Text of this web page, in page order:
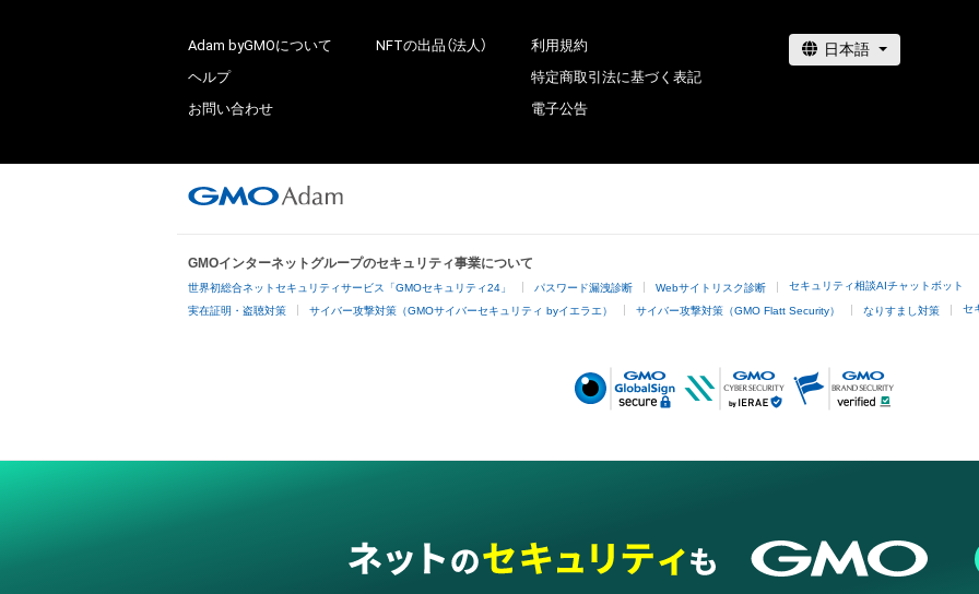
Adam byGMOについて
ヘルプ
お問い合わせ
NFTの出品（法人）
利用規約
特定商取引法に基づく表記
電子公告
GMOインターネットグループのセキュリティ事業について
世界初総合ネットセキュリティサービス「GMOセキュリティ24」 パスワード漏洩診断 Webサイトリスク診断 セキュリティ相談AIチャットボット
実在証明・盗聴対策 サイバー攻撃対策（GMOサイバーセキュリティ byイエラエ） サイバー攻撃対策（GMO Flatt Security） なりすまし対策 セ